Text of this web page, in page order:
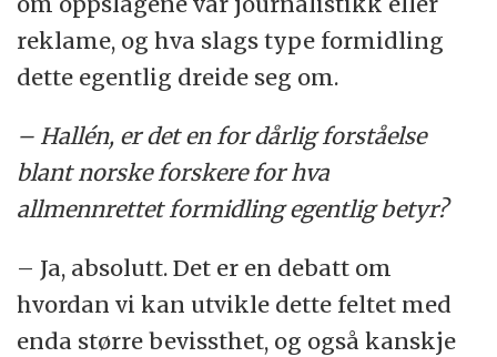
reklame, og hva slags type formidling
dette egentlig dreide seg om.
– Hallén, er det en for dårlig forståelse
blant norske forskere for hva
allmennrettet formidling egentlig betyr?
– Ja, absolutt. Det er en debatt om
hvordan vi kan utvikle dette feltet med
enda større bevissthet, og også kanskje